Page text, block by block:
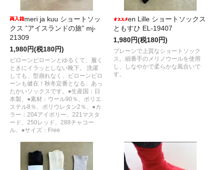
meri ja kuu ショートソッ
クス ”アイスランドの旅” mj-
21309
1,980円(税180円)
ビローンビローンとゆるくて、履く
ときにイラッとしない靴下。 洗濯
しても、型崩れなく、ビローンビロ
ーンも健在！秋冬定番となる、あっ
たかいソックスです。●生産国：日
本製、●素材：ウール90％、ポリエ
ステル8％、ポリウレタン2％、●カ
ラー：204アイボリー、221マスタ
ード、250レッド、288チャコー
ル、●サイズ：Free
en Lille ショートソックス
ともすひ EL-19407
1,980円(税180円)
プレーンで上質なショートソック
ス。細番手のメリノウールを使用
し、しなやかで柔らかな風合いで
す。